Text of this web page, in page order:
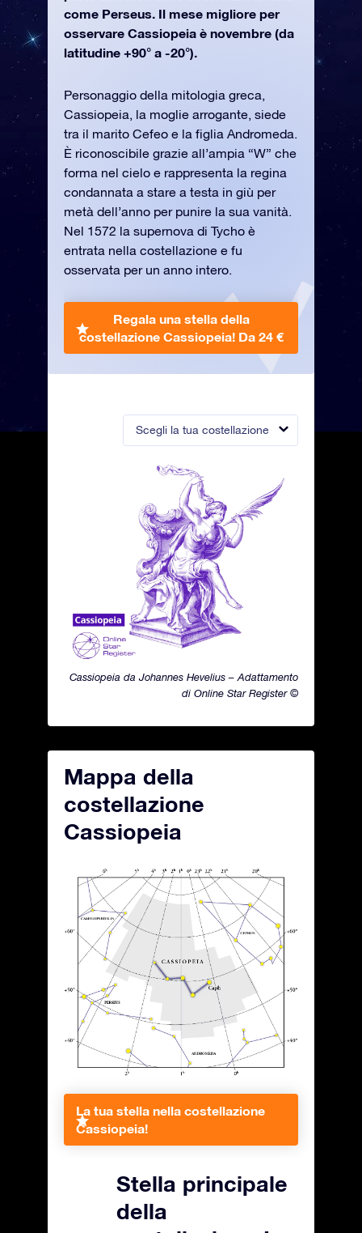
Scegli la tua costellazione
Cassiopeia da Johannes Hevelius – Adattamento
di Online Star Register ©
come Perseus. Il mese migliore per
osservare Cassiopeia è novembre (da
latitudine +90° a -20°).
Personaggio della mitologia greca,
Cassiopeia, la moglie arrogante, siede
tra il marito Cefeo e la figlia Andromeda.
È riconoscibile grazie all’ampia “W” che
forma nel cielo e rappresenta la regina
condannata a stare a testa in giù per
metà dell’anno per punire la sua vanità.
Nel 1572 la supernova di Tycho è
entrata nella costellazione e fu
osservata per un anno intero.
Regala una stella della
costellazione Cassiopeia! Da 24 €
Mappa della
costellazione
Cassiopeia
La tua stella nella costellazione
Cassiopeia!
Stella principale
della